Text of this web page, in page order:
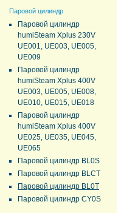
Паровой цилиндр
Паровой цилиндр
humiSteam Xplus 230V
UE001, UE003, UE005,
UE009
Паровой цилиндр
humiSteam Xplus 400V
UE003, UE005, UE008,
UE010, UE015, UE018
Паровой цилиндр
humiSteam Xplus 400V
UE025, UE035, UE045,
UE065
Паровой цилиндр BL0S
Паровой цилиндр BLCT
Паровой цилиндр BL0T
Паровой цилиндр CY0S